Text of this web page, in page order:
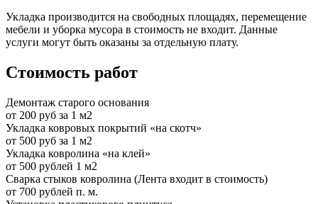
Укладка производится на свободных площадях, перемещение
мебели и уборка мусора в стоимость не входит. Данные
услуги могут быть оказаны за отдельную плату.
Стоимость работ
Демонтаж старого основания
от 200 руб за 1 м2
Укладка ковровых покрытий «на скотч»
от 500 руб за 1 м2
Укладка ковролина «на клей»
от 500 рублей 1 м2
Сварка стыков ковролина (Лента входит в стоимость)
от 700 рублей п. м.